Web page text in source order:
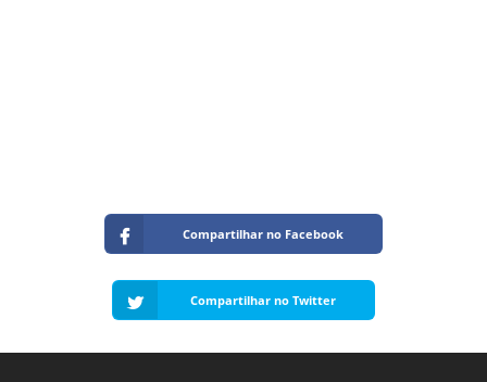
Compartilhar no Facebook
Compartilhar no Twitter